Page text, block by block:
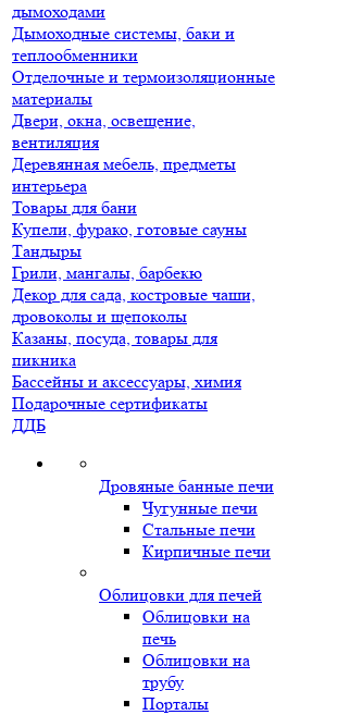
дымоходами
Дымоходные системы, баки и
теплообменники
Отделочные и термоизоляционные
материалы
Двери, окна, освещение,
вентиляция
Деревянная мебель, предметы
интерьера
Товары для бани
Купели, фурако, готовые сауны
Тандыры
Грили, мангалы, барбекю
Декор для сада, костровые чаши,
дровоколы и щепоколы
Казаны, посуда, товары для
пикника
Бассейны и аксессуары, химия
Подарочные сертификаты
ДДБ
Дровяные банные печи
Чугунные печи
Стальные печи
Кирпичные печи
Облицовки для печей
Облицовки на
печь
Облицовки на
трубу
Порталы